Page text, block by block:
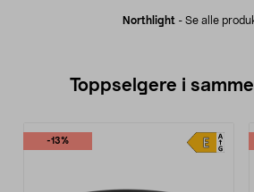
Northlight - Se alle
Toppselgere i
-13%